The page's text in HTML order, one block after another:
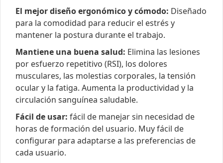
El mejor diseño ergonómico y cómodo: Diseñado
para la comodidad para reducir el estrés y
mantener la postura durante el trabajo.
Mantiene una buena salud: Elimina las lesiones
por esfuerzo repetitivo (RSI), los dolores
musculares, las molestias corporales, la tensión
ocular y la fatiga. Aumenta la productividad y la
circulación sanguínea saludable.
Fácil de usar: fácil de manejar sin necesidad de
horas de formación del usuario. Muy fácil de
configurar para adaptarse a las preferencias de
cada usuario.